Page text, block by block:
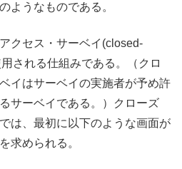
ようなものである。
クセス・サーベイ(closed-
される仕組みである。（クロ
イはサーベイの実施者が予め許
サーベイである。）クローズ
は、最初に以下のような画面が
求められる。